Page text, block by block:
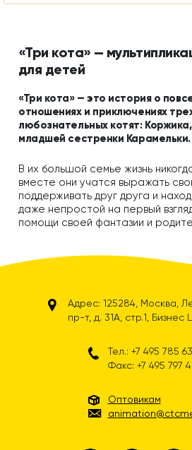
«Три кота» —
для детей
«Три кота» — это история о
отношениях и приключениях
любознательных котят:
младшей сестренки Карамельки.
В их большой семье жизнь
вместе они учатся выражать
поддерживать друг друга и
даже непростой на первый
помощи своей фантазии и
Адрес: 125284, Москва,
пр-т, д. 31А, стр.1,
Тел.: +7 495 785
Факс: +7 495 797
Оптовикам